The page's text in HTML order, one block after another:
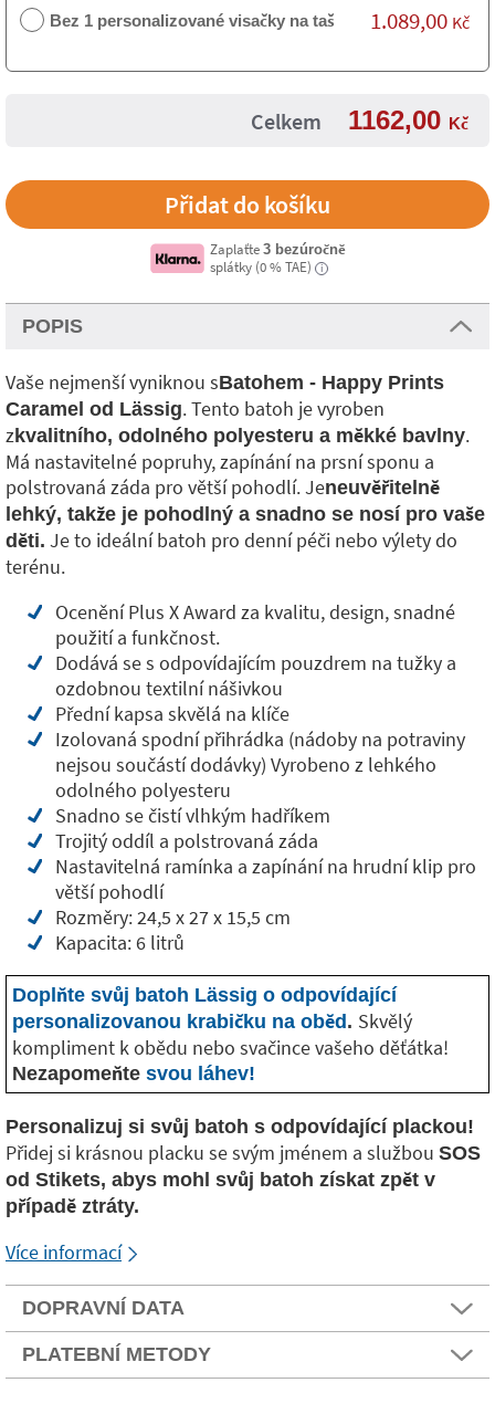
Bez 1 personalizované visačky na tašku 1.089,00 Kč
Celkem 1162,00 Kč
Zaplaťte 3 bezúročně
splátky (0 % TAE) i
POPIS
Vaše nejmenší vyniknou sBatohem - Happy Prints
Caramel od Lässig. Tento batoh je vyroben
zkvalitního, odolného polyesteru a měkké bavlny.
Má nastavitelné popruhy, zapínání na prsní sponu a
polstrovaná záda pro větší pohodlí. Jeneuvěřitelně
lehký, takže je pohodlný a snadno se nosí pro vaše
děti. Je to ideální batoh pro denní péči nebo výlety do
terénu.
Ocenění Plus X Award za kvalitu, design, snadné
použití a funkčnost.
Dodává se s odpovídajícím pouzdrem na tužky a
ozdobnou textilní nášivkou
Přední kapsa skvělá na klíče
Izolovaná spodní přihrádka (nádoby na potraviny
nejsou součástí dodávky) Vyrobeno z lehkého
odolného polyesteru
Snadno se čistí vlhkým hadříkem
Trojitý oddíl a polstrovaná záda
Nastavitelná ramínka a zapínání na hrudní klip pro
větší pohodlí
Rozměry: 24,5 x 27 x 15,5 cm
Kapacita: 6 litrů
Doplňte svůj batoh Lässig o odpovídající
personalizovanou krabičku na oběd . Skvělý
kompliment k obědu nebo svačince vašeho děťátka!
Nezapomeňte svou láhev!
Personalizuj si svůj batoh s odpovídající plackou!
Přidej si krásnou placku se svým jménem a službou SOS
od Stikets, abys mohl svůj batoh získat zpět v
případě ztráty.
Více informací
DOPRAVNÍ DATA
PLATEBNÍ METODY